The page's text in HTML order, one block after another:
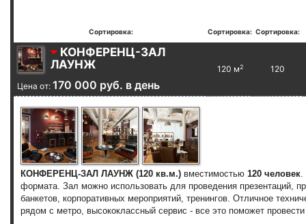
Сортировка: Сортировка: Сортировка:
КОНФЕРЕНЦ-ЗАЛ
ЛАУНЖ
Цена от: 170 000 руб. в день
120 м2 120
КОНФЕРЕНЦ-ЗАЛ ЛАУНЖ (120 кв.м.) вместимостью 120 человек.
формата. Зал можно использовать для проведения презентаций,
банкетов, корпоративных мероприятий, тренингов. Отличное
рядом с метро, высококлассный сервис - все это поможет